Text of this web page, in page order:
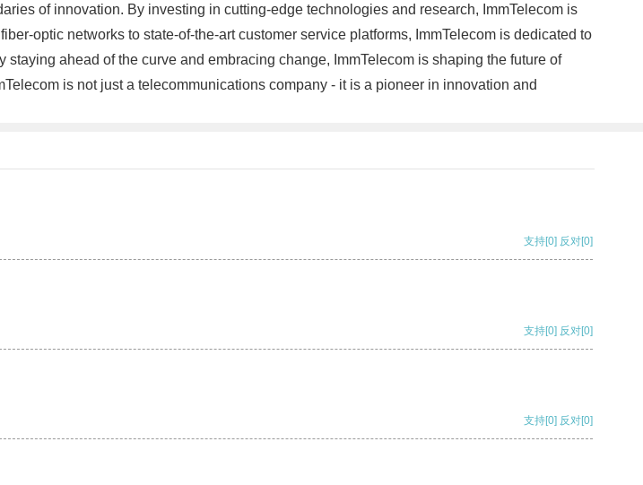
of innovation. By investing in cutting-edge technologies and research, ImmTelecom is
optic networks to state-of-the-art customer service platforms, ImmTelecom is dedicated to
ahead of the curve and embracing change, ImmTelecom is shaping the future of
is not just a telecommunications company - it is a pioneer in innovation and
支持[0] 反对[0]
支持[0] 反对[0]
支持[0] 反对[0]